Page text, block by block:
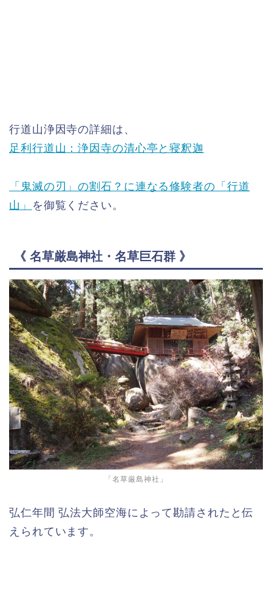
行道山浄因寺の詳細は、
足利行道山：浄因寺の清心亭と寝釈迦
「鬼滅の刃」の割石？に連なる修験者の「行道
山」
を御覧ください。
《 名草厳島神社・名草巨石群 》
「名草厳島神社」
弘仁年間 弘法大師空海によって勘請されたと伝
えられています。